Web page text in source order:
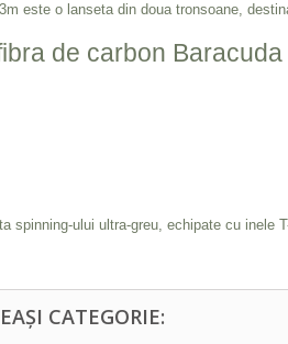
este o lanseta din doua tronsoane,
de carbon Baracuda
spinning-ului ultra-greu, echipate cu inele
CATEGORIE: